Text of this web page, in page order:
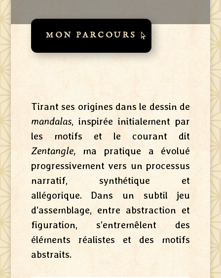
MON PARCOURS
Tirant ses origines dans le dessin de
mandalas, inspirée initialement par
les motifs et le courant dit
Zentangle, ma pratique a évolué
progressivement vers un processus
narratif, synthétique et
allégorique. Dans un subtil jeu
d’assemblage, entre abstraction et
figuration, s’entremêlent des
éléments réalistes et des motifs
abstraits.